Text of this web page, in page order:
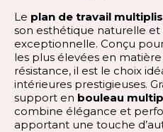
Le plan de travail
son esthétique naturelle et
exceptionnelle. Conçu
les plus élevées en
résistance, il est le choix
intérieures prestigieuses.
support en bouleau
combine élégance et
apportant une touche